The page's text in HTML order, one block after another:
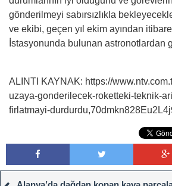
gönderilmeyi sabırsızlıkla
ve ekibi, geçen yıl ekim ayından
İstasyonunda bulunan astronotlardan
ALINTI KAYNAK: https://
uzaya-gonderilecek-roketteki-teknik-
firlatmayi-